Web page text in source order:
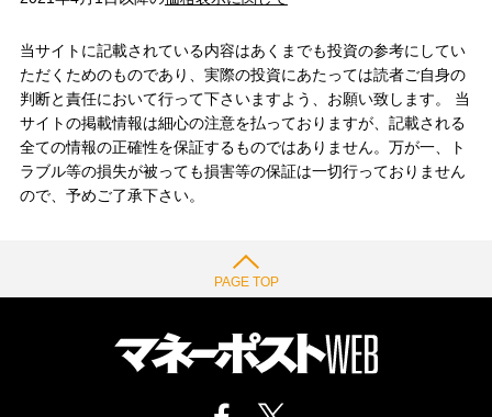
当サイトに記載されている内容はあくまでも投資の参考にしてい
ただくためのものであり、実際の投資にあたっては読者ご自身の
判断と責任において行って下さいますよう、お願い致します。 当
サイトの掲載情報は細心の注意を払っておりますが、記載される
全ての情報の正確性を保証するものではありません。万が一、ト
ラブル等の損失が被っても損害等の保証は一切行っておりません
ので、予めご了承下さい。
PAGE TOP